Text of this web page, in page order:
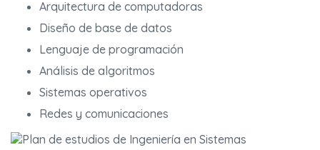
Arquitectura de computadoras
Diseño de base de datos
Lenguaje de programación
Análisis de algoritmos
Sistemas operativos
Redes y comunicaciones